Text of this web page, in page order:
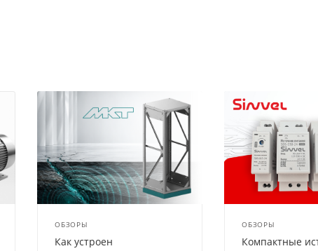
ОБЗОРЫ
Как устроен
ОБЗОРЫ
Компактные